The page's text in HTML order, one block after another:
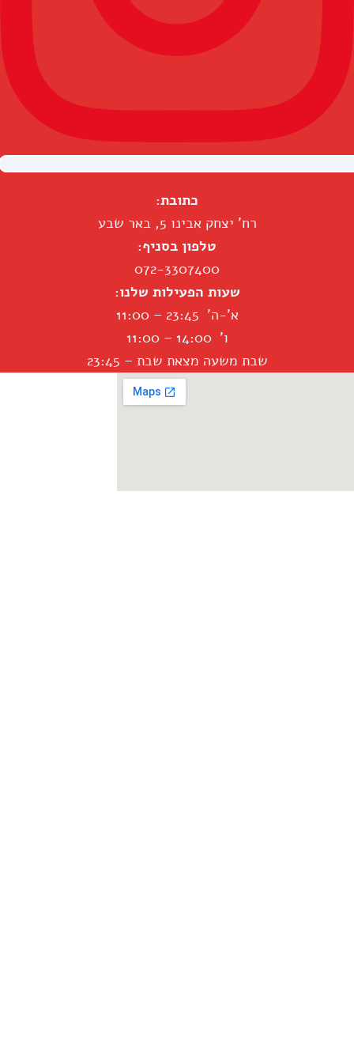
כתובת:
רח' יצחק אבינו 5, באר שבע
טלפון בסניף:
072-3307400
שעות הפעילות שלנו:
א'-ה' 23:45 – 11:00
ו' 14:00 – 11:00
שבת משעה מצאת שבת – 23:45